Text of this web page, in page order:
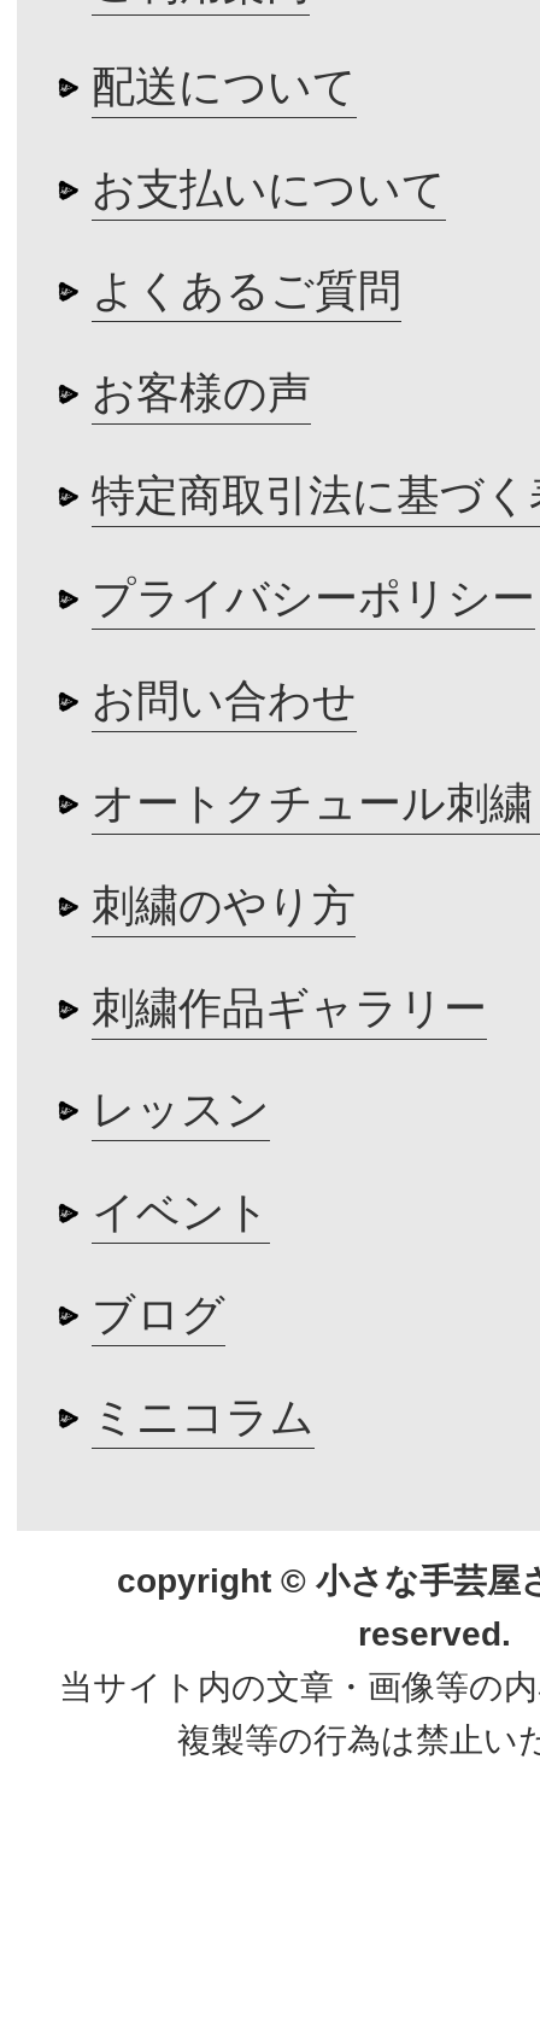
配送について
お支払いについて
よくあるご質問
お客様の声
特定商取引法に基づく
プライバシーポリシー
お問い合わせ
オートクチュール刺
刺繍のやり方
刺繍作品ギャラリー
レッスン
イベント
ブログ
ミニコラム
copyright © 小さな手芸屋
reserved.
当サイト内の文章・画像等の
複製等の行為は禁止い